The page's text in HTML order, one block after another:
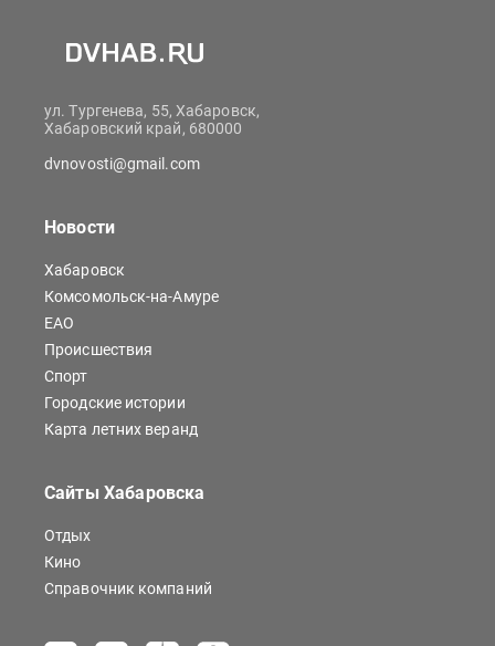
ул. Тургенева, 55, Хабаровск,
Хабаровский край, 680000
dvnovosti@gmail.com
Новости
Хабаровск
Комсомольск-на-Амуре
ЕАО
Происшествия
Спорт
Городские истории
Карта летних веранд
Сайты Хабаровска
Отдых
Кино
Справочник компаний